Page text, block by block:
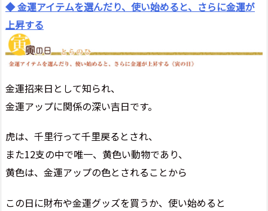
◆ 金運アイテムを選んだり、使い始めると、さらに金運が
上昇する
金運招来日として知られ、
金運アップに関係の深い吉日です。
虎は、千里行って千里戻るとされ、
また12支の中で唯一、黄色い動物であり、
黄色は、金運アップの色とされることから
この日に財布や金運グッズを買うか、使い始めると